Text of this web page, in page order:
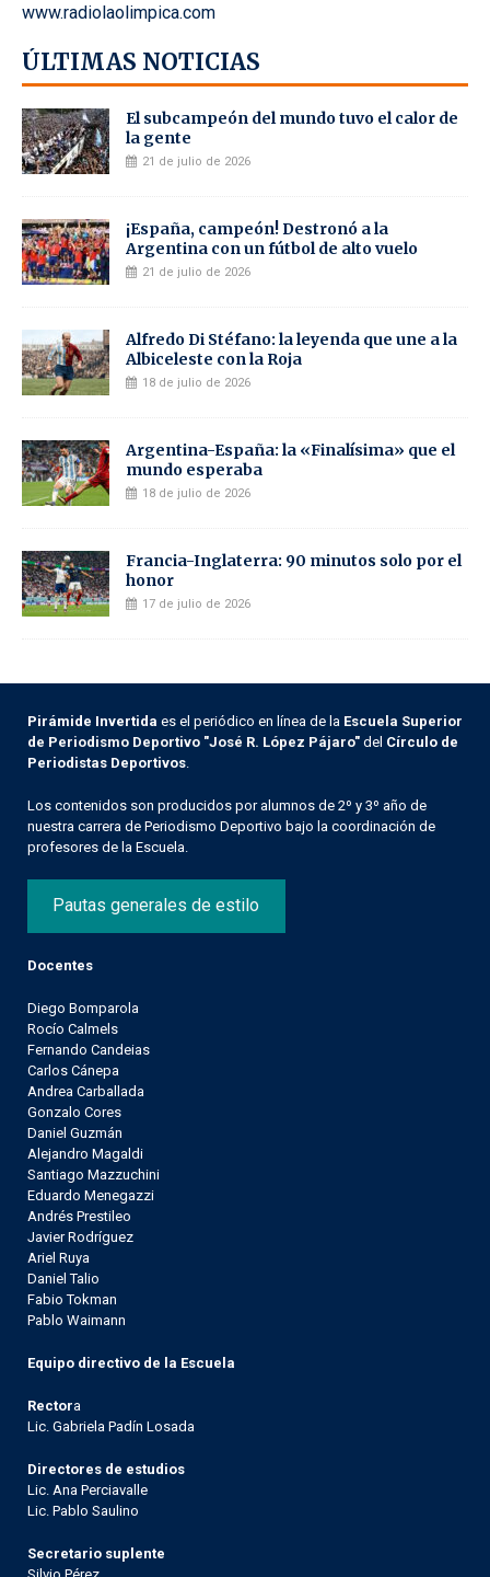
www.radiolaolimpica.com
ÚLTIMAS NOTICIAS
El subcampeón del mundo tuvo el calor de
la gente
21 de julio de 2026
¡España, campeón! Destronó a la
Argentina con un fútbol de alto vuelo
21 de julio de 2026
Alfredo Di Stéfano: la leyenda que une a la
Albiceleste con la Roja
18 de julio de 2026
Argentina-España: la «Finalísima» que el
mundo esperaba
18 de julio de 2026
Francia-Inglaterra: 90 minutos solo por el
honor
17 de julio de 2026
Pirámide Invertida es el periódico en línea de la Escuela Superior
de Periodismo Deportivo "José R. López Pájaro" del Círculo de
Periodistas Deportivos
Los contenidos son producidos por alumnos de 2º y 3º año de
nuestra carrera de Periodismo Deportivo bajo la coordinación de
profesores de la Escuela.
Pautas generales de estilo
Docentes
Diego Bomparola
Rocío Calmels
Fernando Candeias
Carlos Cánepa
Andrea Carballada
Gonzalo Cores
Daniel Guzmán
Alejandro Magaldi
Santiago Mazzuchini
Eduardo Menegazzi
Andrés Prestileo
Javier Rodríguez
Ariel Ruya
Daniel Talio
Fabio Tokman
Pablo Waimann
Equipo directivo de la Escuela
Rectora
Lic. Gabriela Padín Losada
Directores de estudios
Lic. Ana Perciavalle
Lic. Pablo Saulino
Secretario suplente